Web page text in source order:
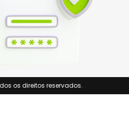
os direitos reservados.